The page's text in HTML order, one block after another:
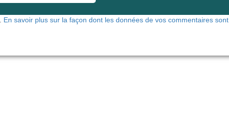
En savoir plus sur la façon dont les données de vos commentaires sont